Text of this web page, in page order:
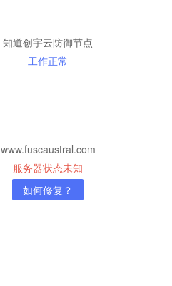
知道创宇云防御节点
工作正常
www.fuscaustral.com
服务器状态未知
如何修复？